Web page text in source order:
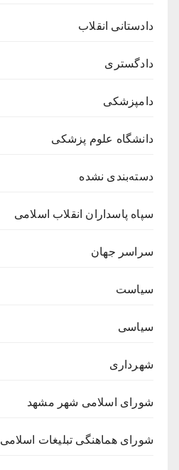
دادستانی انقلاب
دادگستری
دامپزشکی
دانشگاه علوم پزشکی
دسته‌بندی نشده
سپاه پاسداران انقلاب اسلامی
سراسر جهان
سیاست
سیاسی
شهرداری
شورای اسلامی شهر مشهد
شورای هماهنگی تبلیغات اسلامی